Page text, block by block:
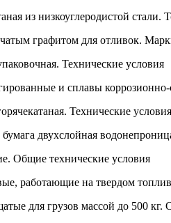
из низкоуглеродистой стали.
графитом для отливок.
Технические условия
и сплавы
Технические условия
двухслойная
Общие технические условия
работающие на твердом
для грузов массой до 500 кг.